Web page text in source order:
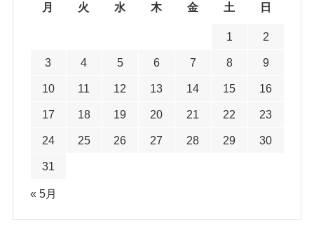
月
火 水 木 金 土 日
1 2
3 4 5 6 7 8 9
10 11 12 13 14 15 16
17 18 19 20 21 22 23
24 25 26 27 28 29 30
31
« 5月